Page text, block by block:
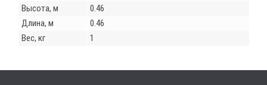
Высота, м
0.46
Длина, м
0.46
Вес, кг
1